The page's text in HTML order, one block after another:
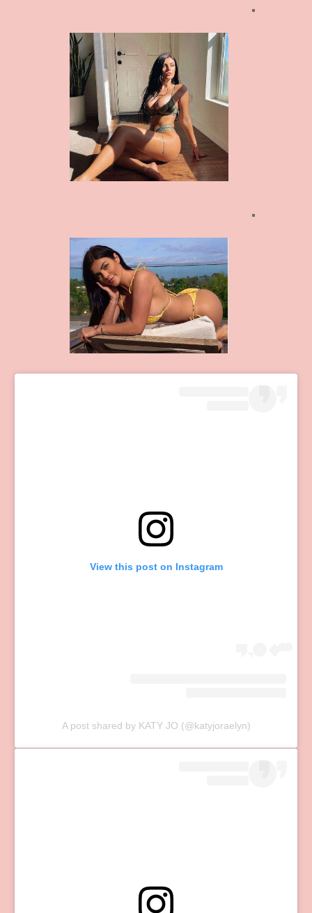
View this post on Instagram
A post shared by KATY JO (@katyjoraelyn)